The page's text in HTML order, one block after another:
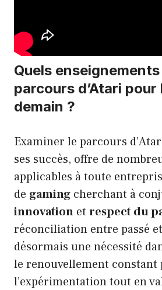
Quels
parcours d’Atari
demain ?
Examiner le parcours
ses succès, offre de
applicables à toute
de gaming cherchant à
innovation et respect du
réconciliation entre passé
désormais une nécessité
le renouvellement constant
l’expérimentation tout en